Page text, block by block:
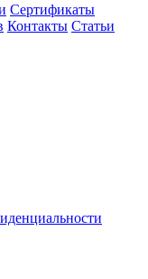
Сертификаты
Контакты Статьи